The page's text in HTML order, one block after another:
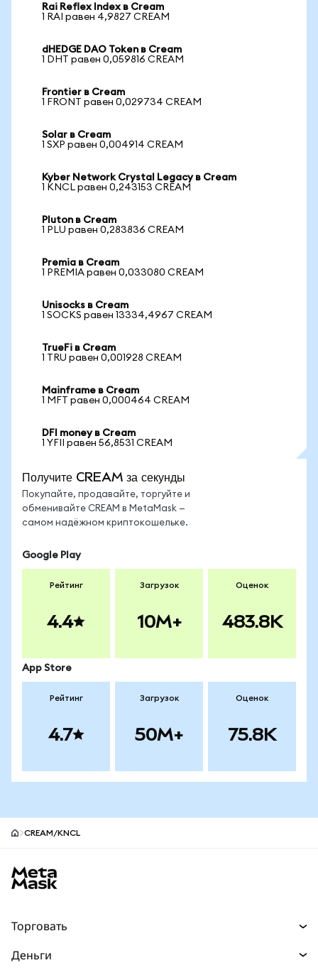
Rai Reflex Index в Cream
1 RAI равен 4,9827 CREAM
dHEDGE DAO Token в Cream
1 DHT равен 0,059816 CREAM
Frontier в Cream
1 FRONT равен 0,029734 CREAM
Solar в Cream
1 SXP равен 0,004914 CREAM
Kyber Network Crystal Legacy в Cream
1 KNCL равен 0,243153 CREAM
Pluton в Cream
1 PLU равен 0,283836 CREAM
Premia в Cream
1 PREMIA равен 0,033080 CREAM
Unisocks в Cream
1 SOCKS равен 13334,4967 CREAM
TrueFi в Cream
1 TRU равен 0,001928 CREAM
Mainframe в Cream
1 MFT равен 0,000464 CREAM
DFI money в Cream
1 YFII равен 56,8531 CREAM
Получите CREAM за секунды
Покупайте, продавайте, торгуйте и
обменивайте CREAM в MetaMask —
самом надёжном криптокошельке.
Google Play
Рейтинг
4.4
Загрузок
10M+
Оценок
483.8K
App Store
Рейтинг
4.7
Загрузок
50M+
Оценок
75.8K
CREAM/KNCL
Торговать
Деньги